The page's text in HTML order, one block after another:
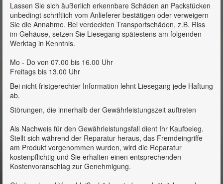
Lassen Sie sich äußerlich erkennbare Schäden an Packstücken
unbedingt schriftlich vom Anlieferer bestätigen oder verweigern
Sie die Annahme. Bei verdeckten Transportschäden, z.B. Riss
im Gehäuse, setzen Sie Liesegang spätestens am folgenden
Werktag in Kenntnis.
Mo - Do von 07.00 bis 16.00 Uhr
Freitags bis 13.00 Uhr
Bei nicht fristgerechter Information lehnt Liesegang jede Haftung
ab.
Störungen, die innerhalb der Gewährleistungszeit auftreten
Als Nachweis für den Gewährleistungsfall dient Ihr Kaufbeleg.
Stellt sich während der Reparatur heraus, das Fremdeingriffe
am Produkt vorgenommen wurden, wird die Reparatur
kostenpflichtig und Sie erhalten einen entsprechenden
Kostenvoranschlag zur Genehmigung.